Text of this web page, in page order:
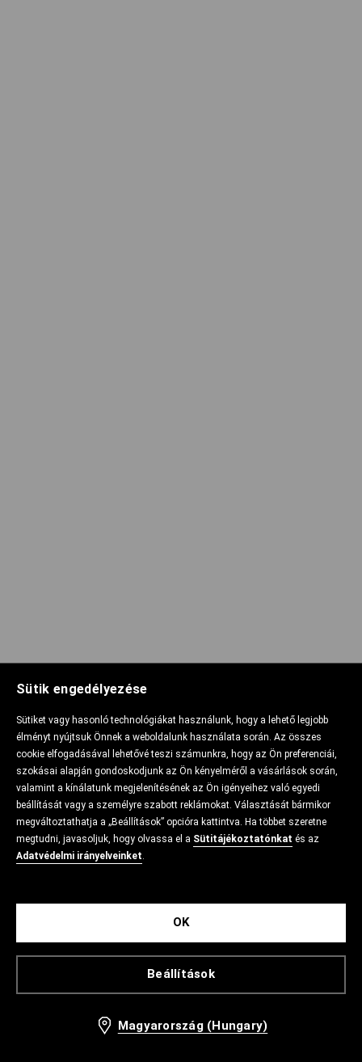
Sütik engedélyezése
Sütiket vagy hasonló technológiákat használunk, hogy a lehető legjobb
élményt nyújtsuk Önnek a weboldalunk használata során. Az összes
cookie elfogadásával lehetővé teszi számunkra, hogy az Ön preferenciái,
szokásai alapján gondoskodjunk az Ön kényelméről a vásárlások során,
valamint a kínálatunk megjelenítésének az Ön igényeihez való egyedi
beállítását vagy a személyre szabott reklámokat. Választását bármikor
megváltoztathatja a „Beállítások” opcióra kattintva. Ha többet szeretne
megtudni, javasoljuk, hogy olvassa el a Sütitájékoztatónkat és az
Adatvédelmi irányelveinket.
Beállítások
OK
Magyarország (Hungary)